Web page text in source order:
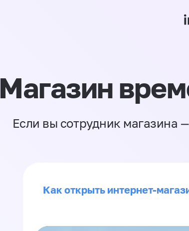
Магазин
Если вы сотрудник магазина —
Как открыть интернет-